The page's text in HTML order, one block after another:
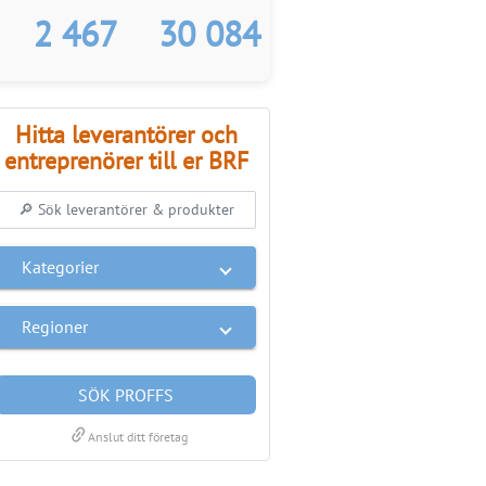
2 467 30 084
Hitta leverantörer och
entreprenörer till er BRF
Kategorier
Regioner
SÖK PROFFS
linkAnslut ditt företag